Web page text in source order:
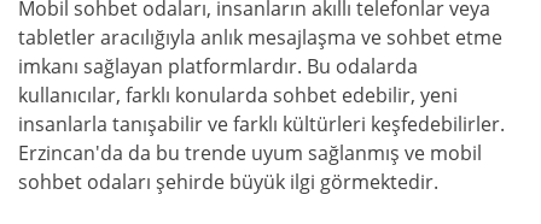
Mobil sohbet odaları, insanların akıllı telefonlar veya
tabletler aracılığıyla anlık mesajlaşma ve sohbet etme
imkanı sağlayan platformlardır. Bu odalarda
kullanıcılar, farklı konularda sohbet edebilir, yeni
insanlarla tanışabilir ve farklı kültürleri keşfedebilirler.
Erzincan'da da bu trende uyum sağlanmış ve mobil
sohbet odaları şehirde büyük ilgi görmektedir.